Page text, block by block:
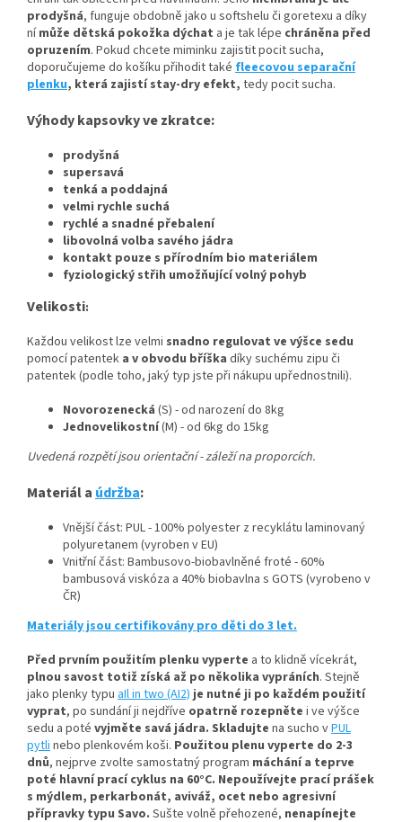
prodyšná, funguje obdobně jako u softshelu či goretexu a díky
nímůže dětská pokožka dýchat a je tak lépe chráněna před
opruzením. Pokud chcete miminku zajistit pocit sucha,
doporučujeme do košíku přihodit také fleecovou separační
plenku, která zajistí stay-dry efekt, tedy pocit sucha.
Výhody kapsovky ve zkratce:
prodyšná
supersavá
tenká a poddajná
velmi rychle suchá
rychlé a snadné přebalení
libovolná volba savého jádra
kontakt pouze s přírodním bio materiálem
fyziologický střih umožňující volný pohyb
Velikosti:
Každou velikost lze velmi snadno regulovat ve výšce sedu
pomocí patentek a v obvodu bříška díky suchému zipu či
patentek (podle toho, jaký typ jste při nákupu upřednostnili).
Novorozenecká (S) - od narození do 8kg
Jednovelikostní(M) - od 6kg do 15kg
Uvedená rozpětí jsou orientační - záleží na proporcích.
Materiál a údržba:
Vnější část: PUL - 100% polyester z recyklátu laminovaný
polyuretanem (vyroben v EU)
Vnitřní část: Bambusovo-biobavlněné froté - 60%
bambusová viskóza a 40% biobavlna s GOTS (vyrobeno v
ČR)
Materiály jsou certifikovány pro děti do 3 let.
Před prvním použitím plenku vyperte a to klidně vícekrát,
plnou savost totiž získá až po několika vypráních. Stejně
jako plenky typu aIl in two (AI2) je nutné ji po každém použití
vyprat, po sundání ji nejdříve opatrně rozepněte i ve výšce
sedu a poté vyjměte savá jádra. Skladujte na sucho vPUL
pytlinebo plenkovém koši. Použitou plenu vyperte do 2-3
dnů, nejprve zvolte samostatný program máchání a teprve
poté hlavní prací cyklus na 60°C. Nepoužívejte prací prášek
s mýdlem, perkarbonát, aviváž, ocet nebo agresivní
přípravky typu Savo. Sušte volně přehozené, nenapínejte